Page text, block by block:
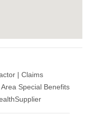
| Claims
Special Benefits
Supplier